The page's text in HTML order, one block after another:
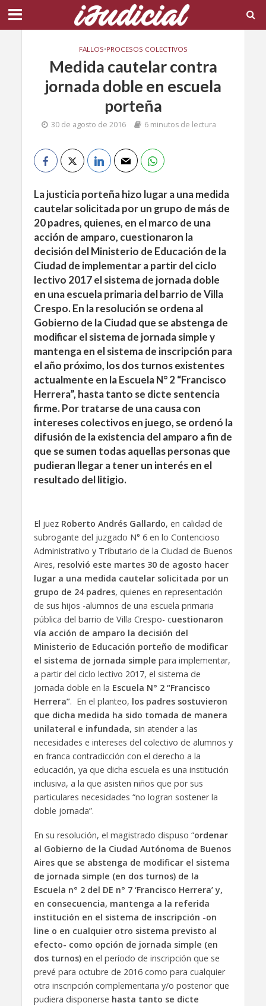
FALLOS•PROCESOS COLECTIVOS
Medida cautelar contra
jornada doble en escuela
porteña
30 de agosto de 2016 6 minutos de lectura
La justicia porteña hizo lugar a una medida
cautelar solicitada por un grupo de más de
20 padres, quienes, en el marco de una
acción de amparo, cuestionaron la
decisión del Ministerio de Educación de la
Ciudad de implementar a partir del ciclo
lectivo 2017 el sistema de jornada doble
en una escuela primaria del barrio de Villa
Crespo. En la resolución se ordena al
Gobierno de la Ciudad que se abstenga de
modificar el sistema de jornada simple y
mantenga en el sistema de inscripción para
el año próximo, los dos turnos existentes
actualmente en la Escuela N° 2 “Francisco
Herrera”, hasta tanto se dicte sentencia
firme. Por tratarse de una causa con
intereses colectivos en juego, se ordenó la
difusión de la existencia del amparo a fin de
que se sumen todas aquellas personas que
pudieran llegar a tener un interés en el
resultado del litigio.
El juez Roberto Andrés Gallardo, en calidad de
subrogante del juzgado N° 6 en lo Contencioso
Administrativo y Tributario de la Ciudad de Buenos
Aires, resolvió este martes 30 de agosto hacer
lugar a una medida cautelar solicitada por un
grupo de 24 padres, quienes en representación
de sus hijos -alumnos de una escuela primaria
pública del barrio de Villa Crespo- cuestionaron
vía acción de amparo la decisión del
Ministerio de Educación porteño de modificar
el sistema de jornada simple para implementar,
a partir del ciclo lectivo 2017, el sistema de
jornada doble en la Escuela N° 2 “Francisco
Herrera”. En el planteo, los padres sostuvieron
que dicha medida ha sido tomada de manera
unilateral e infundada, sin atender a las
necesidades e intereses del colectivo de alumnos y
en franca contradicción con el derecho a la
educación, ya que dicha escuela es una institución
inclusiva, a la que asisten niños que por sus
particulares necesidades “no logran sostener la
doble jornada”.
En su resolución, el magistrado dispuso “ordenar
al Gobierno de la Ciudad Autónoma de Buenos
Aires que se abstenga de modificar el sistema
de jornada simple (en dos turnos) de la
Escuela n° 2 del DE n° 7 ‘Francisco Herrera’ y,
en consecuencia, mantenga a la referida
institución en el sistema de inscripción -on
line o en cualquier otro sistema previsto al
efecto- como opción de jornada simple (en
dos turnos)en el período de inscripción que se
prevé para octubre de 2016 como para cualquier
otra inscripción complementaria y/o posterior que
pudiera disponerse hasta tanto se dicte